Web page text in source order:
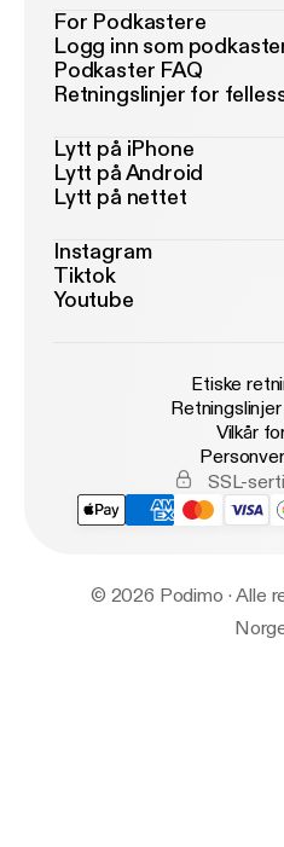
For Podkastere
Logg inn som
Podkaster FAQ
Retningslinjer for
Lytt på iPhone
Lytt på Android
Lytt på nettet
Instagram
Tiktok
Youtube
Etiske
Vilkår
SSL-
© 2026 Podimo · Alle